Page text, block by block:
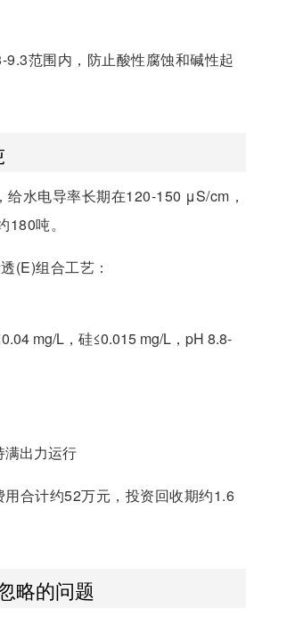
范围内，防止酸性腐蚀和碱性起
水电导率长期在120-150 μS/cm，
吨。
(E)组合工艺：
mg/L，硅≤0.015 mg/L，pH 8.8-
满出力运行
合计约52万元，投资回收期约1.6
略的问题